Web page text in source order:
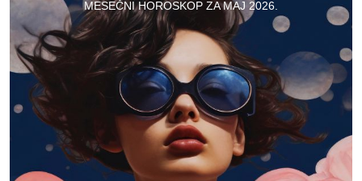
MESEČNI HOROSKOP ZA MAJ 2026.